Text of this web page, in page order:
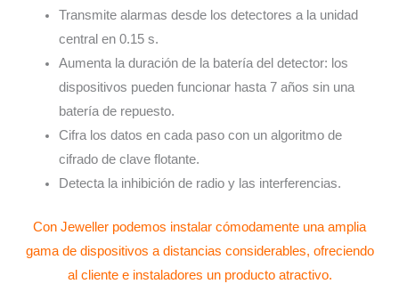
Transmite alarmas desde los detectores a la unidad
central en 0.15 s.
Aumenta la duración de la batería del detector: los
dispositivos pueden funcionar hasta 7 años sin una
batería de repuesto.
Cifra los datos en cada paso con un algoritmo de
cifrado de clave flotante.
Detecta la inhibición de radio y las interferencias.
Con Jeweller podemos instalar cómodamente una amplia
gama de dispositivos a distancias considerables, ofreciendo
al cliente e instaladores un producto atractivo.